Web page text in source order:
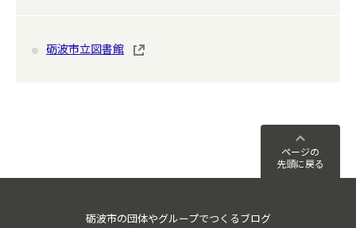
砺波市立図書館
ページの
先頭に戻る
砺波市の団体やグループでつくるブログ